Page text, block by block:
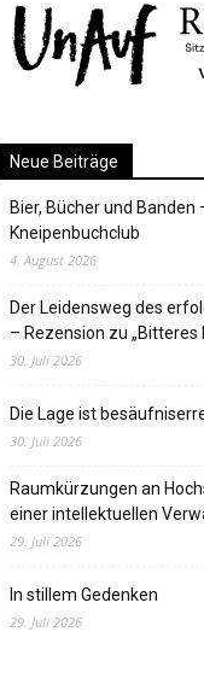
Neue Beiträge
Bier, Bücher und Banden
Kneipenbuchclub
4. August 2026
Der Leidensweg des
– Rezension zu „Bitteres
30. Juli 2026
Die Lage ist
30. Juli 2026
Raumkürzungen an
einer intellektuellen
29. Juli 2026
In stillem Gedenken
29. Juli 2026